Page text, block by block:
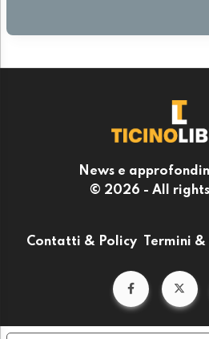
News e
© 2026 - All rights
Contatti & Policy Termini